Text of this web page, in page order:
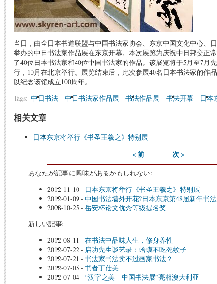
当日，由全日本书道联盟与中国书法家协会、东京中国文化中心、
举办的中日书法家作品展在东京开幕。本次展览为庆祝中日邦交正
了40位日本书法家和40位中国书法家的作品。该展览将于5月至7月
行，10月在北京举行。展览结束后，此次参展40名日本书法家的作
以纪念该馆成立100周年。
Tags: 中日书法 中日书法家作品展 书法作品展 书法开幕 日本
相关文章
日本东京将举行《书圣王羲之》特别展
< 前 次 >
あなたが記事に興味があるかもしれない:
2012-11-10- 日本东京将举行《书圣王羲之》特别展
2012-01-09- 中国书法墙外开花?日本东京第48届新年书
2008-10-25 - 岳安杯论文优秀等级提名奖
新しい記事:
2012-08-11 - 在书法中品味人生，修身养性
2012-07-22- 启功先生谈艺录：蛤蟆不吃死蚊子
2012-07-21 - 书法家书法卖不过画家书法？
2012-07-05 - 书者丁仕美
2012-07-04- “汉字之美―中国书法展”亮相澳大利亚